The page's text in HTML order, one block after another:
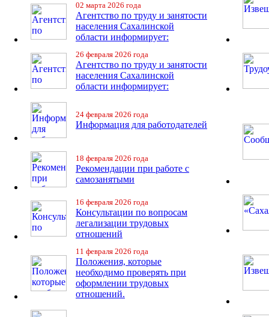
02 марта 2026 года
Агентство по труду и занятости
населения Сахалинской
области информирует:
26 февраля 2026 года
Агентство по труду и занятости
населения Сахалинской
области информирует:
24 февраля 2026 года
Информация для работодателей
18 февраля 2026 года
Рекомендации при работе с
самозанятыми
16 февраля 2026 года
Консультации по вопросам
легализации трудовых
отношений
11 февраля 2026 года
Положения, которые
необходимо проверять при
оформлении трудовых
отношений.